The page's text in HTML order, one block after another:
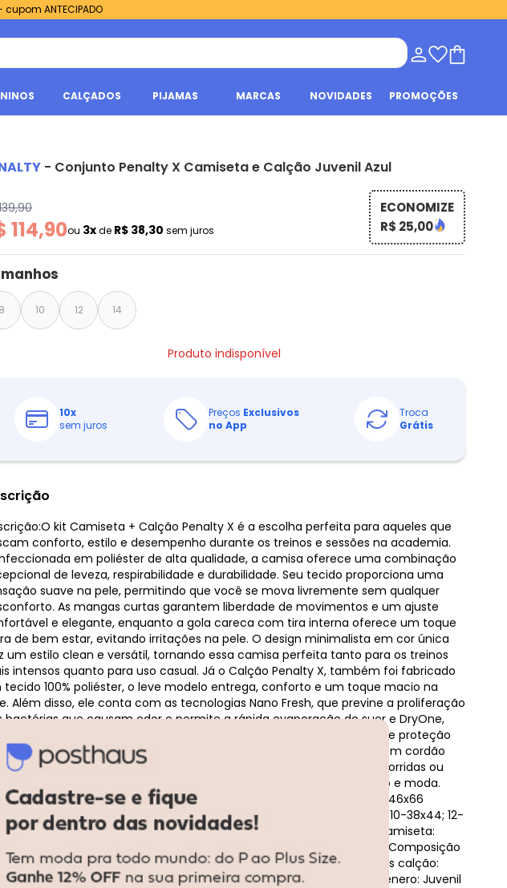
ANTECIPADO
CALÇADOS PIJAMAS MARCAS NOVIDADES PROMOÇÕES
Penalty X Camiseta e Calção Juvenil Azul
- Conjunto Penalty X Camiseta e Calção Juvenil Azul
114,90ou 3xde R$ 38,30 sem juros
ECONOMIZE
R$ 25,00
8 10 12 14
Produto indisponível
10x
sem juros
Preços Exclusivos
no App
Troca
Grátis
kit Camiseta + Calção Penalty X é a escolha perfeita para aqueles que
conforto, estilo e desempenho durante os treinos e sessões na academia.
em poliéster de alta qualidade, a camisa oferece uma combinação
de leveza, respirabilidade e durabilidade. Seu tecido proporciona uma
suave na pele, permitindo que você se mova livremente sem qualquer
As mangas curtas garantem liberdade de movimentos e um ajuste
e elegante, enquanto a gola careca com tira interna oferece um toque
de bem estar, evitando irritações na pele. O design minimalista em cor única
um estilo clean e versátil, tornando essa camisa perfeita tanto para os treinos
intensos quanto para uso casual. Já o Calção Penalty X, também foi fabricado
tecido 100% poliéster, o leve modelo entrega, conforto e um toque macio na
Além disso, ele conta com as tecnologias Nano Fresh, que previne a proliferação
bactérias que causam odor e permite a rápida evaporação do suor e DryOne,
permite uma secagem mais rápida da peça. Ainda traz o sistema de proteção
fator de proteção contra os raios solares. Por fim seu cós elástico com cordão
assegura um ajuste perfeito. Seja para levantamento de peso, corridas ou
diversas, esse kit oferece o equilíbrio ideal entre desempenho e moda.
aproximadas camiseta (cm): 8-40x60; 10-42x62; 12-44x64; 14-46x66
x Comprimento). Medidas aproximadas calção (cm): 8-36x42; 10-38x44; 12-
14-42x48 (Largura X Comprimento). INFORMAÇÕES Referência camiseta:
Referência calção: 323310 Composição camiseta: 100% poliéster Composição
100% poliéster Gola: Careca Tipo de peça: lisa Mangas: curtas Cós calção:
com cordão interno. Indicado para: Dia a dia / Treino / Jogos. Gênero: Juvenil